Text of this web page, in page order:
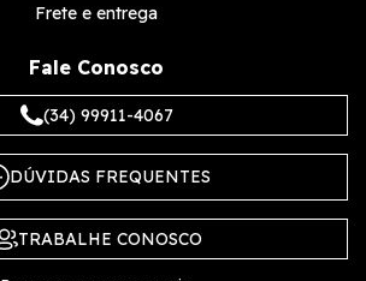
Frete e entrega
Fale Conosco
(34) 99911-4067
DÚVIDAS FREQUENTES
TRABALHE CONOSCO